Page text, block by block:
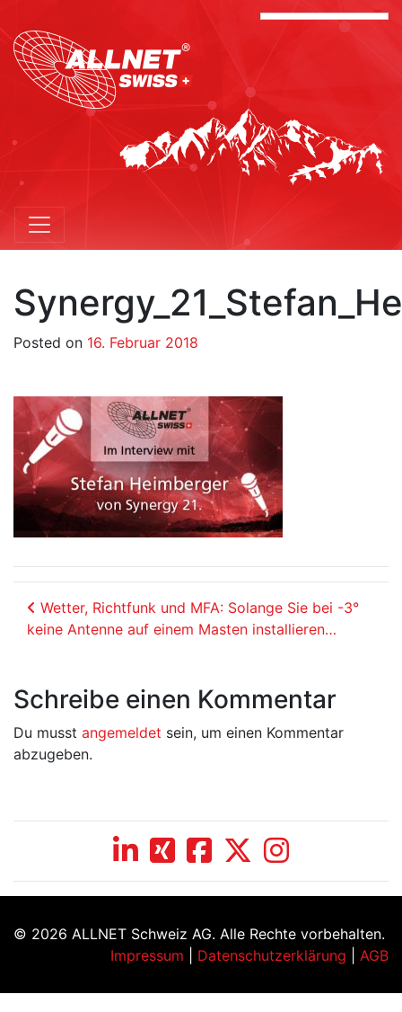
Posted on 16. Februar 2018
Beitrags-Navigation
Wetter, Richtfunk und MFA: Solange Sie bei -3°
keine Antenne auf einem Masten installieren…
Schreibe einen Kommentar
Du musst angemeldet sein, um einen Kommentar
abzugeben.
© 2026 ALLNET Schweiz AG. Alle Rechte vorbehalten.
Impressum
Datenschutzerklärung AGB